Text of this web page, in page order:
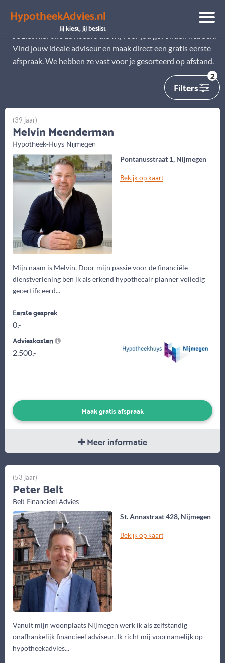
HypotheekAdvies.nl
Jij kiest, jij beslist
Alle adviseurs
Je ziet hier alle adviseurs die wij voor jou gevonden hebben.
Vind jouw ideale adviseur en maak direct een gratis eerste
afspraak. We hebben ze vast voor je gesorteerd op afstand.
Filters
2
Pontanusstraat 1, Nijmegen
Bekijk op kaart
Mijn naam is Melvin. Door mijn passie voor de financiële
dienstverlening ben ik als erkend hypothecair planner volledig
gecertificeerd...
(39 jaar)
Melvin Meenderman
Hypotheek-Huys Nijmegen
Eerste gesprek
0,-
Advieskosten
2.500,-
Maak gratis afspraak
Meer informatie
St. Annastraat 428, Nijmegen
Bekijk op kaart
Vanuit mijn woonplaats Nijmegen werk ik als zelfstandig
onafhankelijk financieel adviseur. Ik richt mij voornamelijk op
hypotheekadvies...
(53 jaar)
Peter Belt
Belt Financieel Advies